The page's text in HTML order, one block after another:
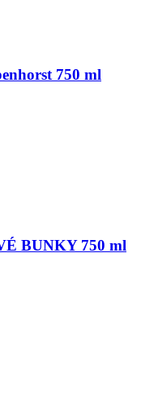
750 ml
BUNKY 750 ml